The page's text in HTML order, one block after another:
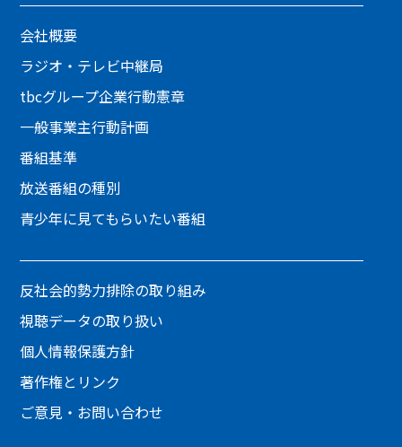
会社概要
ラジオ・テレビ中継局
tbcグループ企業行動憲章
一般事業主行動計画
番組基準
放送番組の種別
青少年に見てもらいたい番組
反社会的勢力排除の取り組み
視聴データの取り扱い
個人情報保護方針
著作権とリンク
ご意見・お問い合わせ